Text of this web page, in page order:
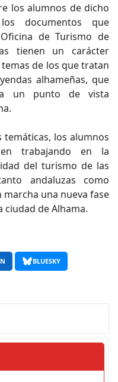
los alumnos de dicho
documentos que
de Turismo de
tienen un carácter
de los que tratan
alhameñas, que
un punto de vista
los alumnos
trabajando en la
del turismo de las
andaluzas como
una nueva fase
de Alhama.
BLUESKY